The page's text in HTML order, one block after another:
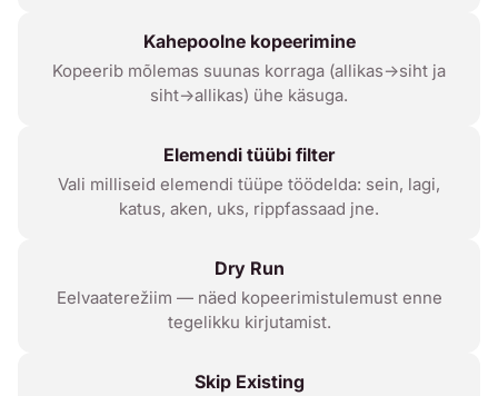
Kahepoolne kopeerimine
Kopeerib mõlemas suunas korraga (allikas→siht ja
siht→allikas) ühe käsuga.
Elemendi tüübi filter
Vali milliseid elemendi tüüpe töödelda: sein, lagi,
katus, aken, uks, rippfassaad jne.
Dry Run
Eelvaaterežiim — näed kopeerimistulemust enne
tegelikku kirjutamist.
Skip Existing